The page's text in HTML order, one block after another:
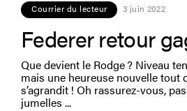
Courrier du lecteur 3 juin 2022
Federer retour
Que devient le Rodge ? Niveau
mais une heureuse nouvelle tout
s’agrandit ! Oh rassurez-vous,
jumelles